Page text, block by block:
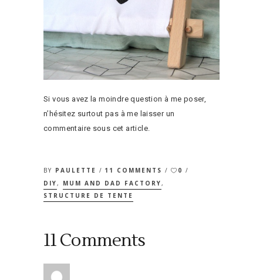
Si vous avez la moindre question à me poser,
n’hésitez surtout pas à me laisser un
commentaire sous cet article.
BY PAULETTE 11 COMMENTS
0
DIY, MUM AND DAD FACTORY,
STRUCTURE DE TENTE
11 Comments